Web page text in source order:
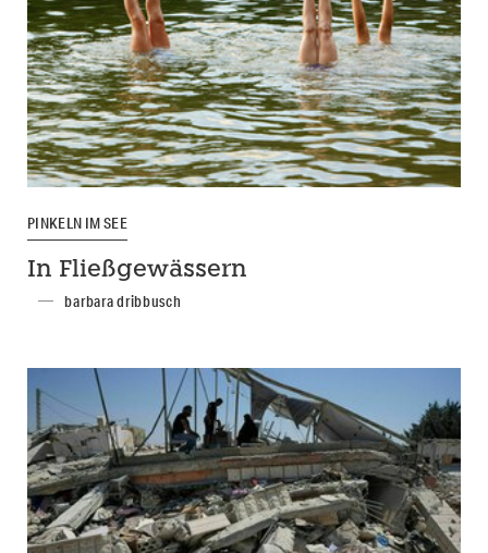
PINKELN IM SEE
In Fließgewässern
barbara dribbusch